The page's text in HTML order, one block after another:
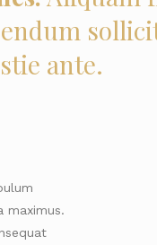
ante.
maximus.